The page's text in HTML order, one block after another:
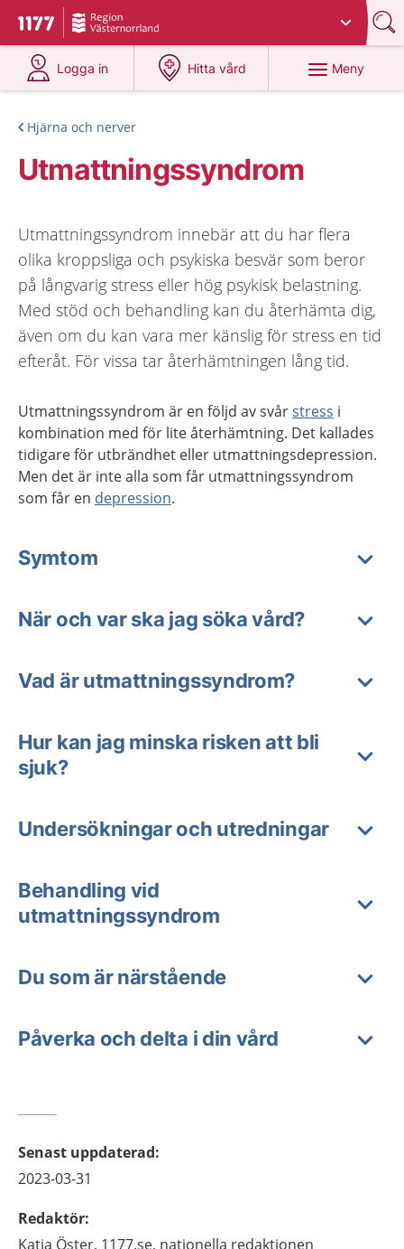
Till startsidan för 1177
Du har valt region
Logga in
på 1177.se
Hitta vård
på 1177.se
Meny
Hjärna och nerver
Utmattningssyndrom
Utmattningssyndrom innebär att du har flera
olika kroppsliga och psykiska besvär som beror
på långvarig stress eller hög psykisk belastning.
Med stöd och behandling kan du återhämta dig,
även om du kan vara mer känslig för stress en tid
efteråt. För vissa tar återhämtningen lång tid.
Utmattningssyndrom är en följd av svårstress i
kombination med för lite återhämtning. Det kallades
tidigare för utbrändhet eller utmattningsdepression.
Men det är inte alla som får utmattningssyndrom
som får en depression.
Symtom
När och var ska jag söka vård?
Vad är utmattningssyndrom?
Hur kan jag minska risken att bli
sjuk?
Undersökningar och utredningar
Behandling vid
utmattningssyndrom
Du som är närstående
Påverka och delta i din vård
Senast uppdaterad:
2023-03-31
Redaktör:
Katja Öster, 1177.se, nationella redaktionen